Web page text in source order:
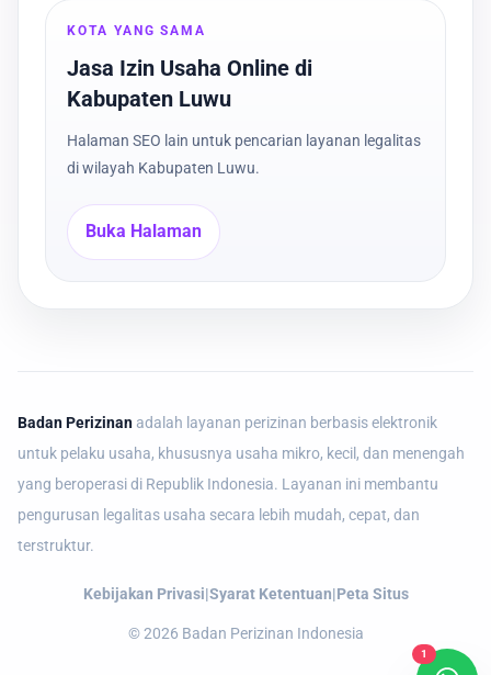
KOTA YANG SAMA
Jasa Izin Usaha Online di
Kabupaten Luwu
Halaman SEO lain untuk pencarian layanan legalitas
di wilayah Kabupaten Luwu.
Buka Halaman
Badan Perizinan adalah layanan perizinan berbasis elektronik
untuk pelaku usaha, khususnya usaha mikro, kecil, dan menengah
yang beroperasi di Republik Indonesia. Layanan ini membantu
pengurusan legalitas usaha secara lebih mudah, cepat, dan
terstruktur.
Kebijakan Privasi|Syarat Ketentuan|Peta Situs
©2026 Badan Perizinan Indonesia
1